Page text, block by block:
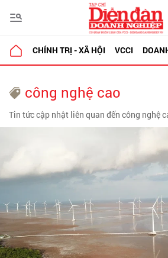
CHÍNH TRỊ - XÃ HỘI VCCI
công nghệ cao
Tin tức cập nhật liên quan đến công nghệ